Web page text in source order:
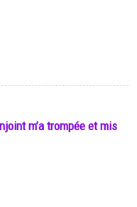
m’a trompée et mis